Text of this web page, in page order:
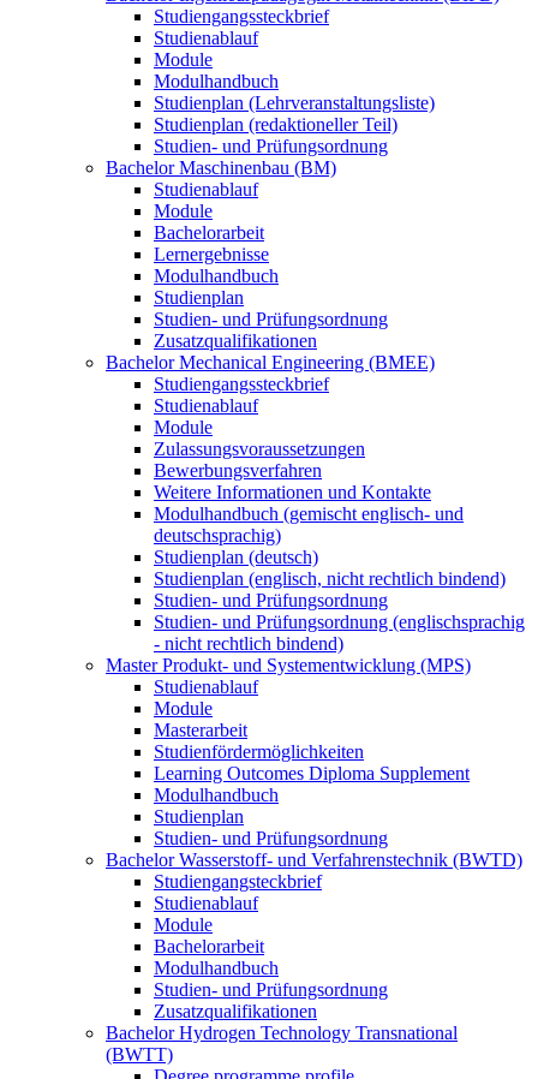
Studiengangssteckbrief
Studienablauf
Module
Modulhandbuch
Studienplan (Lehrveranstaltungsliste)
Studienplan (redaktioneller Teil)
Studien- und Prüfungsordnung
Bachelor Maschinenbau (BM)
Studienablauf
Module
Bachelorarbeit
Lernergebnisse
Modulhandbuch
Studienplan
Studien- und Prüfungsordnung
Zusatzqualifikationen
Bachelor Mechanical Engineering (BMEE)
Studiengangssteckbrief
Studienablauf
Module
Zulassungsvoraussetzungen
Bewerbungsverfahren
Weitere Informationen und Kontakte
Modulhandbuch (gemischt englisch- und
deutschsprachig)
Studienplan (deutsch)
Studienplan (englisch, nicht rechtlich bindend)
Studien- und Prüfungsordnung
Studien- und Prüfungsordnung (englischsprachig
- nicht rechtlich bindend)
Master Produkt- und Systementwicklung (MPS)
Studienablauf
Module
Masterarbeit
Studienfördermöglichkeiten
Learning Outcomes Diploma Supplement
Modulhandbuch
Studienplan
Studien- und Prüfungsordnung
Bachelor Wasserstoff- und Verfahrenstechnik (BWTD)
Studiengangsteckbrief
Studienablauf
Module
Bachelorarbeit
Modulhandbuch
Studien- und Prüfungsordnung
Zusatzqualifikationen
Bachelor Hydrogen Technology Transnational
(BWTT)